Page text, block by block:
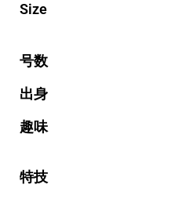
Size
号数
出身
趣味
特技